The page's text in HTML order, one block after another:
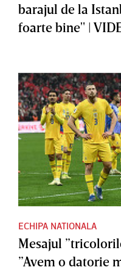
barajul de la
foarte bine" |
ECHIPA NATIONALA
Mesajul
”Avem o datorie